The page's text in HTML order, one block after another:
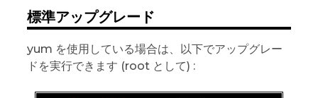
標準アップグレード
yum を使用している場合は、以下でアップグレー
ドを実行できます (root として) :